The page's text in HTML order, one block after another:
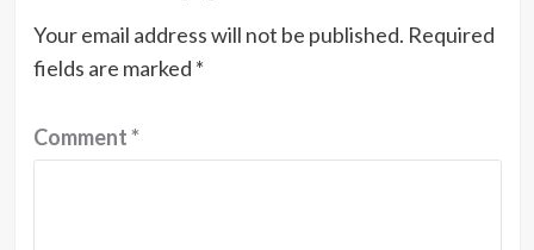
Your email address will not be published. Required
fields are marked *
Comment*